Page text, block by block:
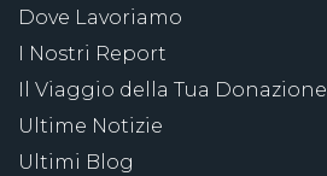
Dove Lavoriamo
I Nostri Report
Il Viaggio della Tua Donazione
Ultime Notizie
Ultimi Blog